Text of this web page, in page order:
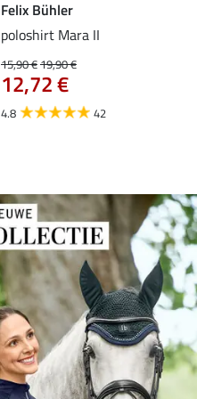
Felix Bühler
poloshirt Mara II
15,90 €19,90 €
12,72 €
4.8 42